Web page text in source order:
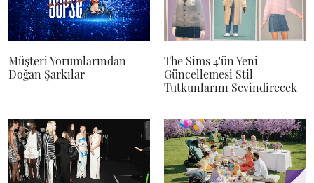
Müşteri Yorumlarından
Doğan Şarkılar
The Sims 4'ün Yeni
Güncellemesi Stil
Tutkunlarını Sevindirecek